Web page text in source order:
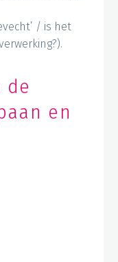
/ is het
de
en